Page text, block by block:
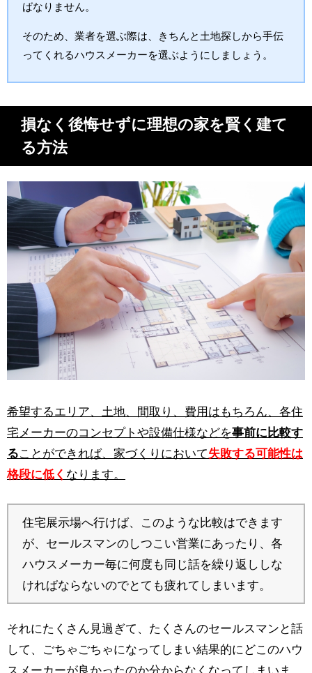
ばなりません。
そのため、業者を選ぶ際は、きちんと土地探しから手伝
ってくれるハウスメーカーを選ぶようにしましょう。
損なく後悔せずに理想の家を賢く建て
る方法
希望するエリア、土地、間取り、費用はもちろん、各住
宅メーカーのコンセプトや設備仕様などを事前に比較す
る ことができれば、家づくりにおいて失敗する可能性は
格段に低く なります。
住宅展示場へ行けば、このような比較はできます
が、セールスマンのしつこい営業にあったり、各
ハウスメーカー毎に何度も同じ話を繰り返ししな
ければならないのでとても疲れてしまいます。
それにたくさん見過ぎて、たくさんのセールスマンと話
して、ごちゃごちゃになってしまい結果的にどこのハウ
スメーカーが良かったのか分からなくなってしまいま